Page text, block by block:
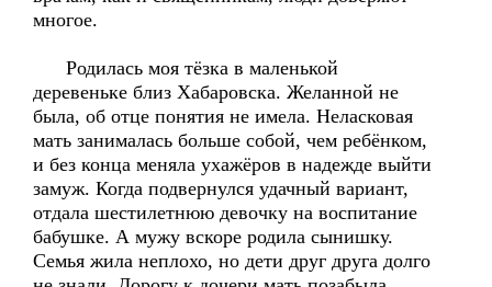
многое.
Родилась моя тёзка в маленькой
деревеньке близ Хабаровска. Желанной не
была, об отце понятия не имела. Неласковая
мать занималась больше собой, чем ребёнком,
и без конца меняла ухажёров в надежде выйти
замуж. Когда подвернулся удачный вариант,
отдала шестилетнюю девочку на воспитание
бабушке. А мужу вскоре родила сынишку.
Семья жила неплохо, но дети друг друга долго